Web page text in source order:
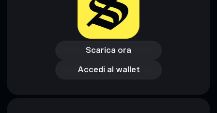
Scarica ora
Scarica ora
Accedi al wallet
Accedi al wallet